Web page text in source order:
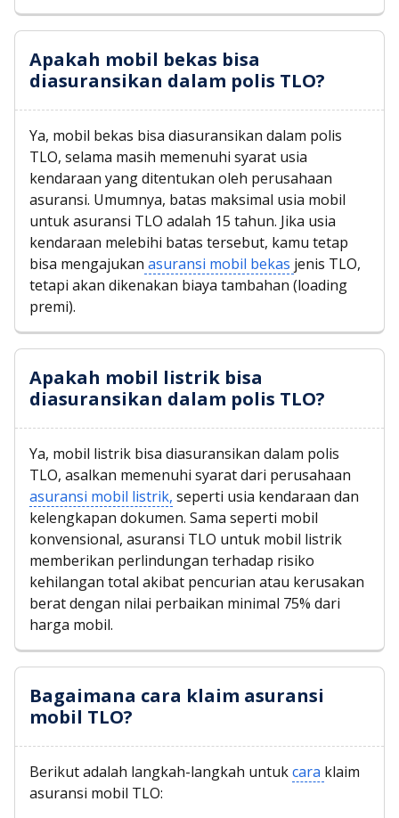
Apakah mobil bekas bisa
diasuransikan dalam polis TLO?
Ya, mobil bekas bisa diasuransikan dalam polis
TLO, selama masih memenuhi syarat usia
kendaraan yang ditentukan oleh perusahaan
asuransi. Umumnya, batas maksimal usia mobil
untuk asuransi TLO adalah 15 tahun. Jika usia
kendaraan melebihi batas tersebut, kamu tetap
bisa mengajukan asuransi mobil bekas jenis TLO,
tetapi akan dikenakan biaya tambahan (loading
premi).
Apakah mobil listrik bisa
diasuransikan dalam polis TLO?
Ya, mobil listrik bisa diasuransikan dalam polis
TLO, asalkan memenuhi syarat dari perusahaan
asuransi mobil listrik, seperti usia kendaraan dan
kelengkapan dokumen. Sama seperti mobil
konvensional, asuransi TLO untuk mobil listrik
memberikan perlindungan terhadap risiko
kehilangan total akibat pencurian atau kerusakan
berat dengan nilai perbaikan minimal 75% dari
harga mobil.
Bagaimana cara klaim asuransi
mobil TLO?
Berikut adalah langkah-langkah untukcara klaim
asuransi mobil TLO: